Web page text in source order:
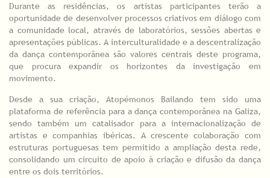
Durante as residências, os artistas participantes terão a
oportunidade de desenvolver processos criativos em diálogo com
a comunidade local, através de laboratórios, sessões abertas e
apresentações públicas. A interculturalidade e a descentralização
da dança contemporânea são valores centrais deste programa,
que procura expandir os horizontes da investigação em
movimento.
Desde a sua criação, Atopémonos Bailando tem sido uma
plataforma de referência para a dança contemporânea na Galiza,
sendo também um catalisador para a internacionalização de
artistas e companhias ibéricas. A crescente colaboração com
estruturas portuguesas tem permitido a ampliação desta rede,
consolidando um circuito de apoio à criação e difusão da dança
entre os dois territórios.